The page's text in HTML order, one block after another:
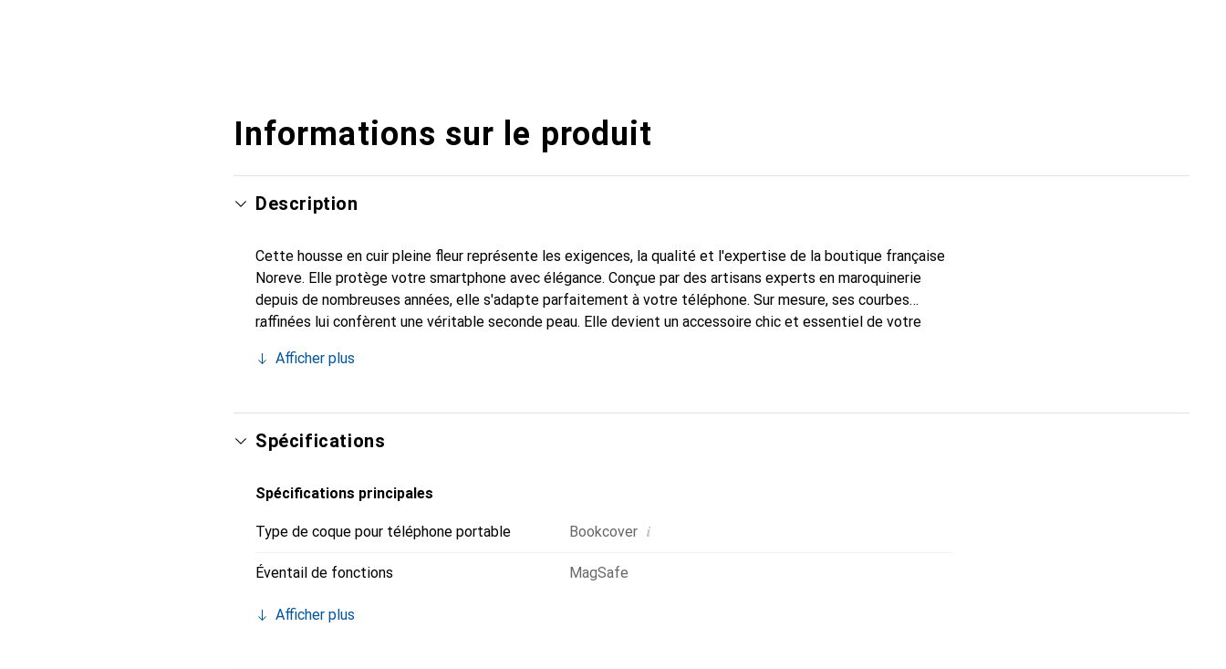
Informations sur le produit
Description
Cette housse en cuir pleine fleur représente les exigences, la qualité et l'expertise de la boutique française
Noreve. Elle protège votre smartphone avec élégance. Conçue par des artisans experts en maroquinerie
depuis de nombreuses années, elle s'adapte parfaitement à votre téléphone. Sur mesure, ses courbes
raffinées lui confèrent une véritable seconde peau. Elle devient un accessoire chic et essentiel de votre
choix sûr pour une clientèle exigeante.
Afficher plus
Spécifications
Spécifications principales
Type de coque pour téléphone portable Bookcover i
Éventail de fonctions MagSafe
Afficher plus